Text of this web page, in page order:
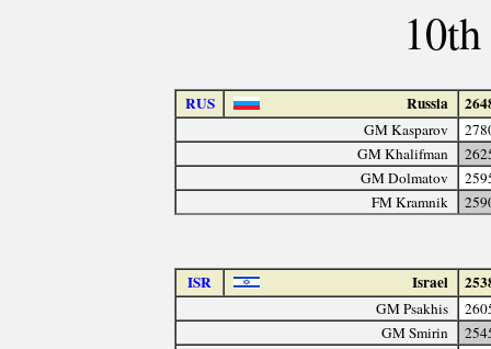
RUS Russia
GM Kasparov
GM Khalifman
GM Dolmatov
FM Kramnik
ISR Israel
GM Psakhis
GM Smirin